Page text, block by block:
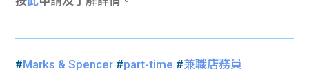
#Marks & Spencer #part-time #兼職店務員